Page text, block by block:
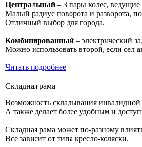
Центральный – 3 пары колес, ведущие
Малый радиус поворота и разворота,
Отличный выбор для города.
Комбинированный – электрический
Можно использовать второй, если сел
Читать подробнее
Складная рама
Возможность складывания инвалидной
А также делает более удобным и
Складная рама может по-разному
Все зависит от типа кресло-коляски.